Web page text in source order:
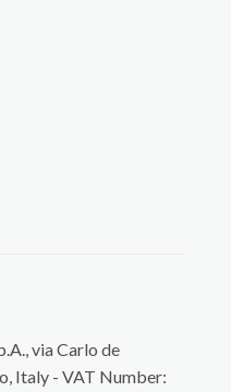
via Carlo de
Italy - VAT Number: